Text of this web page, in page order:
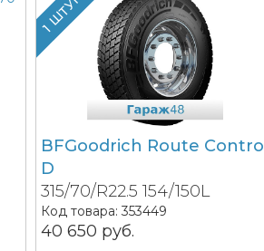
BFGoodrich Route Control
D
315/70/R22.5 154/150L
Код товара:353449
40 650 руб.